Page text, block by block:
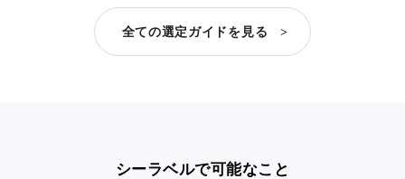
全ての選定ガイドを見る >
シーラベルで可能なこと